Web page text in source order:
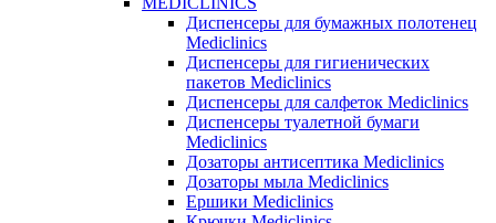
Диспенсеры для бумажных полотенец
Mediclinics
Диспенсеры для гигиенических
пакетов Mediclinics
Диспенсеры для салфеток Mediclinics
Диспенсеры туалетной бумаги
Mediclinics
Дозаторы антисептика Mediclinics
Дозаторы мыла Mediclinics
Ершики Mediclinics